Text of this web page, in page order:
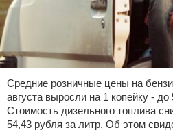
Средние розничные цены на
августа выросли на 1 копейку - до
Стоимость дизельного топлива
54,43 рубля за литр. Об этом